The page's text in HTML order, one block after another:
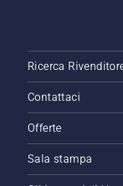
Ricerca
Contattaci
Offerte
Sala stampa